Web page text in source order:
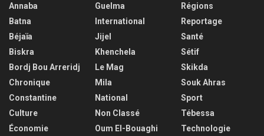
Annaba
Batna
Béjaïa
Biskra
Bordj Bou Arreridj
Chronique
Constantine
Culture
Économie
Guelma
International
Jijel
Khenchela
Le Mag
Mila
National
Non Classé
Oum El-Bouaghi
Régions
Reportage
Santé
Sétif
Skikda
Souk Ahras
Sport
Tébessa
Technologie